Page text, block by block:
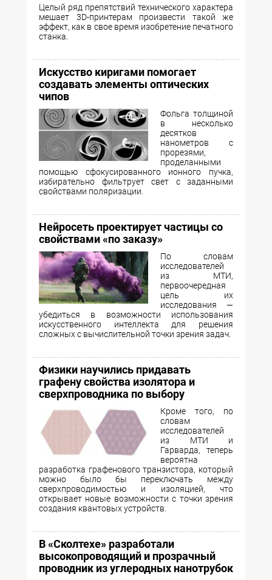
Целый ряд препятствий технического характера
мешает 3D-принтерам произвести такой же
эффект, как в свое время изобретение печатного
станка.
Искусство киригами помогает
создавать элементы оптических
чипов
Фольга толщиной
в несколько
десятков
нанометров с
прорезями,
проделанными
помощью сфокусированного ионного пучка,
избирательно фильтрует свет с заданными
свойствами поляризации.
Нейросеть проектирует частицы со
свойствами «по заказу»
По словам
исследователей
из МТИ,
первоочередная
цель их
исследования —
убедиться в возможности использования
искусственного интеллекта для решения
сложных с вычислительной точки зрения задач.
Физики научились придавать
графену свойства изолятора и
сверхпроводника по выбору
Кроме того, по
словам
исследователей
из МТИ и
Гарварда, теперь
вероятна
разработка графенового транзистора, который
можно было бы переключать между
сверхпроводимостью и изоляцией, что
открывает новые возможности с точки зрения
создания квантовых устройств.
В «Сколтехе» разработали
высокопроводящий и прозрачный
проводник из углеродных нанотрубок